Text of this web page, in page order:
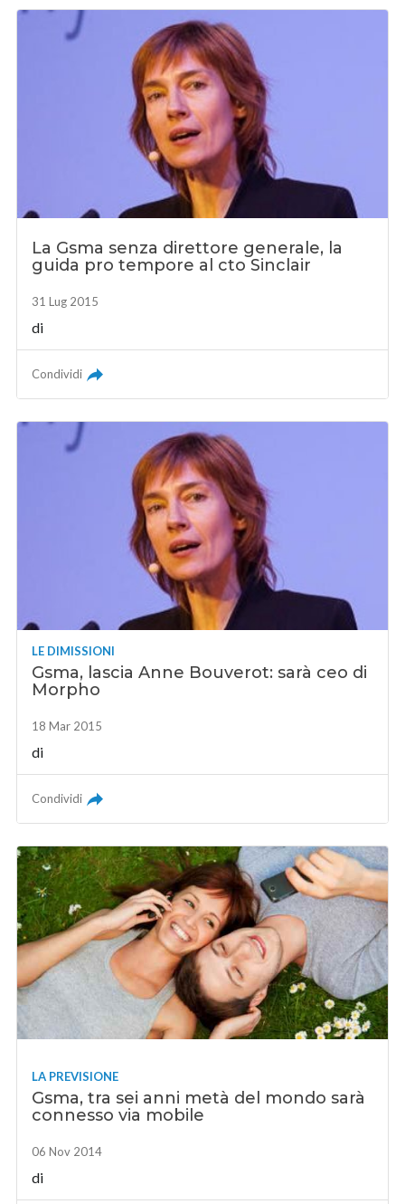
La Gsma senza direttore generale, la
guida pro tempore al cto Sinclair
31 Lug 2015
di
Condividi
LE DIMISSIONI
Gsma, lascia Anne Bouverot: sarà ceo di
Morpho
18 Mar 2015
di
Condividi
LA PREVISIONE
Gsma, tra sei anni metà del mondo sarà
connesso via mobile
06 Nov 2014
di